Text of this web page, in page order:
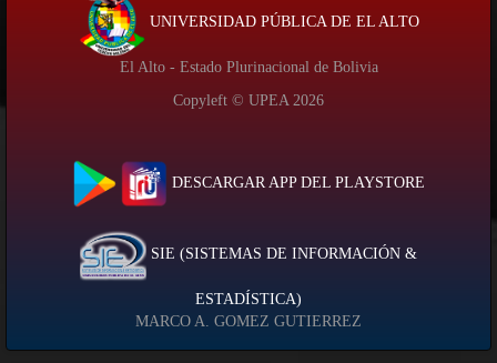
UNIVERSIDAD PÚBLICA DE EL ALTO
El Alto - Estado Plurinacional de Bolivia
Copyleft © UPEA 2026
DESCARGAR APP DEL PLAYSTORE
SIE (SISTEMAS DE INFORMACIÓN &
ESTADÍSTICA)
MARCO A. GOMEZ GUTIERREZ